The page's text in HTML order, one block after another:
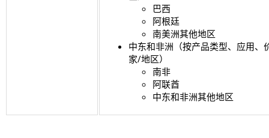
巴西
阿根廷
南美洲其他地区
中东和非洲（按产品类型、应用、
家/地区）
南非
阿联酋
中东和非洲其他地区